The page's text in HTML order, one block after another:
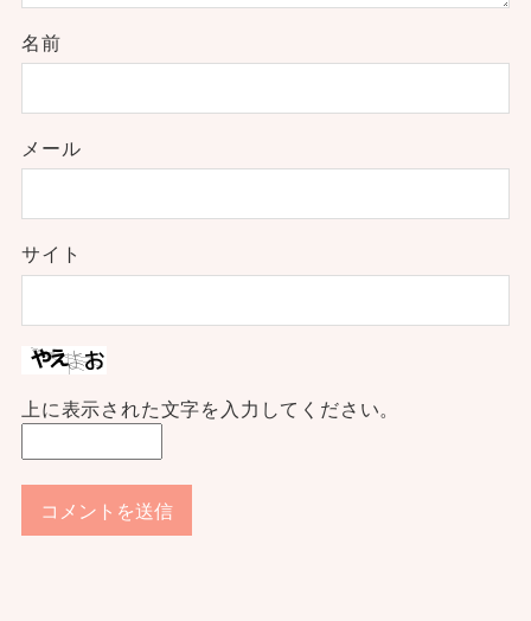
名前
メール
サイト
上に表示された文字を入力してください。